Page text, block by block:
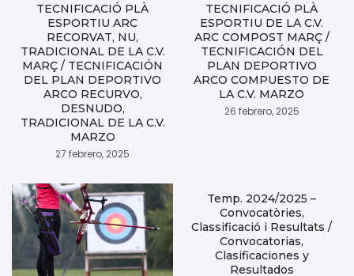
TECNIFICACIÓ PLÀ
ESPORTIU ARC
RECORVAT, NU,
TRADICIONAL DE LA C.V.
MARÇ / TECNIFICACIÓN
DEL PLAN DEPORTIVO
ARCO RECURVO,
DESNUDO,
TRADICIONAL DE LA C.V.
MARZO
27 febrero, 2025
TECNIFICACIÓ PLÀ
ESPORTIU DE LA C.V.
ARC COMPOST MARÇ /
TECNIFICACIÓN DEL
PLAN DEPORTIVO
ARCO COMPUESTO DE
LA C.V. MARZO
26 febrero, 2025
Temp. 2024/2025 –
Convocatòries,
Classificació i Resultats /
Convocatorias,
Clasificaciones y
Resultados